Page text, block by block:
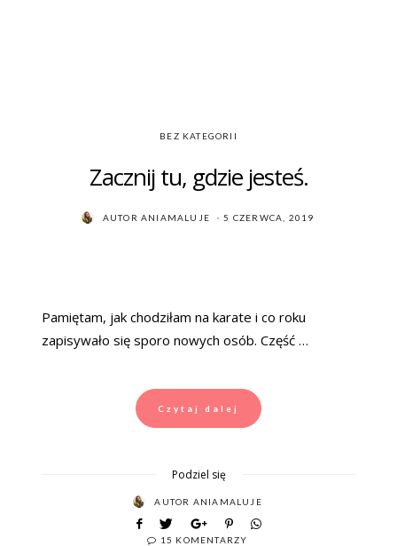
BEZ KATEGORII
Zacznij tu, gdzie jesteś.
AUTOR ANIAMALUJE
POSTED
5 CZERWCA, 2019
Pamiętam, jak chodziłam na karate i co roku
zapisywało się sporo nowych osób. Część …
Czytaj dalej
Podziel się
AUTOR ANIAMALUJE
15 KOMENTARZY